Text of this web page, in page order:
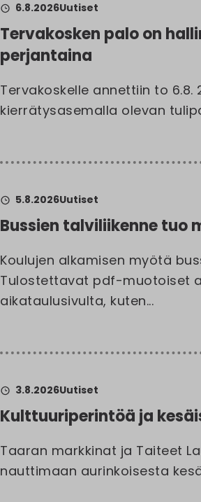
6.8.2026Uutiset
Tervakosken palo on
perjantaina
Tervakoskelle annettiin to
kierrätysasemalla olevan
5.8.2026Uutiset
Bussien talviliikenne tuo
Koulujen alkamisen myötä
Tulostettavat pdf-muotoiset
aikataulusivulta, kuten...
3.8.2026Uutiset
Kulttuuriperintöä ja
Taaran markkinat ja Taiteet
nauttimaan aurinkoisesta